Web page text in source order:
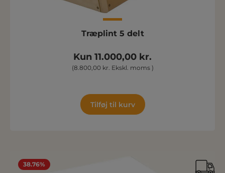
Træplint 5 delt
Kun 11.000,00 kr.
(8.800,00 kr. Ekskl. moms )
Tilføj til kurv
38.76%